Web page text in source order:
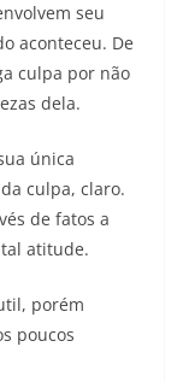
seu
aconteceu. De
culpa por não
dela.
única
culpa, claro.
de fatos a
atitude.
porém
poucos